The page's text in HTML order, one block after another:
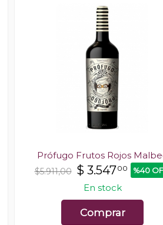
Prófugo Frutos Rojos
$5.911,00 $ 3.54700 %40
En stock
Comprar